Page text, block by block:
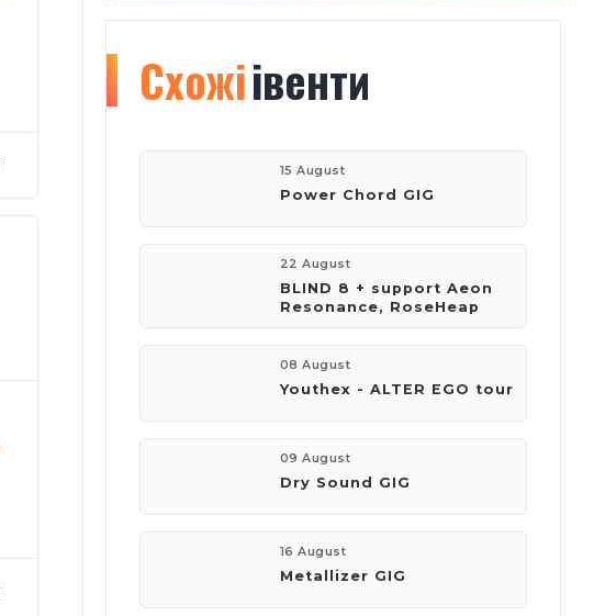
Organizerinfo
158
компанія:
телефон:
пошта:
Схожіівенти
15 August
Power Chord GIG
22 August
BLIND 8 + support Aeon
Resonance, RoseHeap
08 August
Youthex - ALTER EGO tour
09 August
Dry Sound GIG
16 August
Metallizer GIG